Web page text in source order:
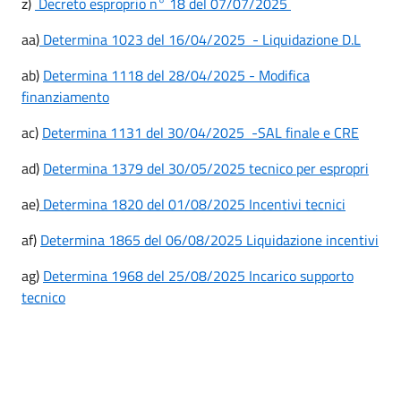
aa) Determina 1023 del 16/04/2025 - Liquidazione D.L
ab) Determina 1118 del 28/04/2025 - Modifica
finanziamento
ac) Determina 1131 del 30/04/2025 -SAL finale e CRE
ad) Determina 1379 del 30/05/2025 tecnico per espropri
ae) Determina 1820 del 01/08/2025 Incentivi tecnici
af) Determina 1865 del 06/08/2025 Liquidazione incentivi
ag) Determina 1968 del 25/08/2025 Incarico supporto
tecnico